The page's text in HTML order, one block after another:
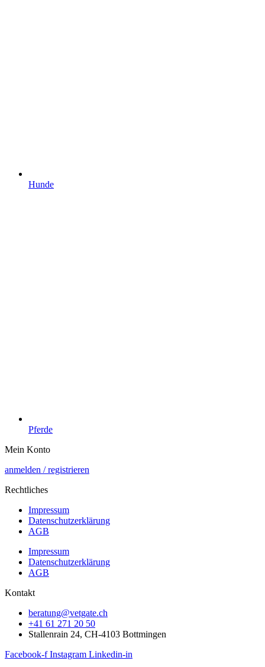
Hunde
Pferde
Mein Konto
anmelden / registrieren
Rechtliches
Impressum
Datenschutzerklärung
AGB
Impressum
Datenschutzerklärung
AGB
Kontakt
beratung@vetgate.ch
+41 61 271 20 50
Stallenrain 24, CH-4103 Bottmingen
Facebook-f Instagram Linkedin-in